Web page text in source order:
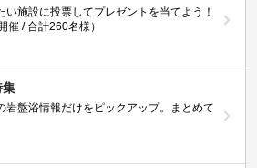
い施設に投票してプレゼントを当てよう！
催 / 合計260名様）
集
岩盤浴情報だけをピックアップ。まとめて